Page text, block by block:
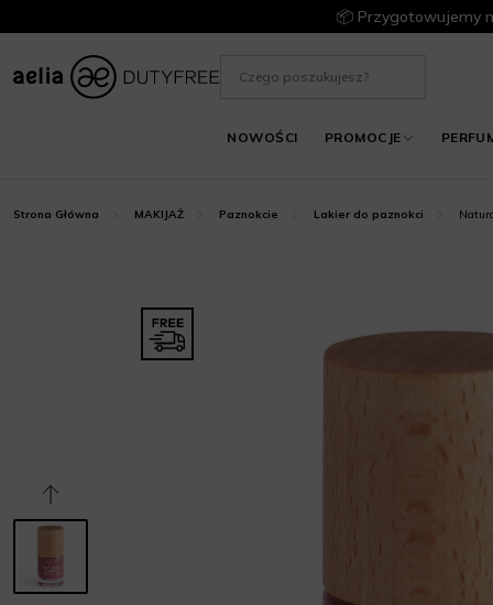
📦 Przygotowujemy
NOWOŚCI PROMOCJE
Strona Główna MAKIJAŻ Paznokcie Lakier do paznokci